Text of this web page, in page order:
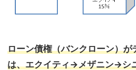
ローン債権（バンクローン）が
は、エクイティ→メザニン→シ